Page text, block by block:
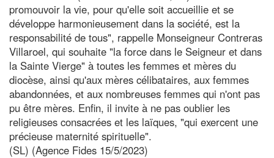
promouvoir la vie, pour qu'elle soit accueillie et se
développe harmonieusement dans la société, est la
responsabilité de tous", rappelle Monseigneur Contreras
Villaroel, qui souhaite "la force dans le Seigneur et dans
la Sainte Vierge" à toutes les femmes et mères du
diocèse, ainsi qu'aux mères célibataires, aux femmes
abandonnées, et aux nombreuses femmes qui n'ont pas
pu être mères. Enfin, il invite à ne pas oublier les
religieuses consacrées et les laïques, "qui exercent une
précieuse maternité spirituelle".
(SL) (Agence Fides 15/5/2023)